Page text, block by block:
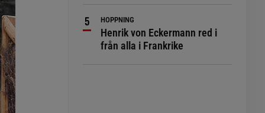
HOPPNING
Henrik von Eckermann red i
från alla i Frankrike